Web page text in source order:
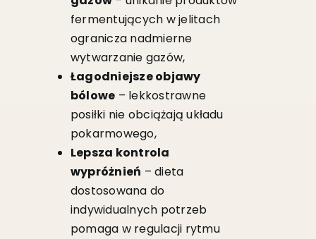
fermentujących w jelitach
ogranicza nadmierne
wytwarzanie gazów,
Łagodniejsze objawy
bólowe – lekkostrawne
posiłki nie obciążają układu
pokarmowego,
Lepsza kontrola
wypróżnień – dieta
dostosowana do
indywidualnych potrzeb
pomaga w regulacji rytmu